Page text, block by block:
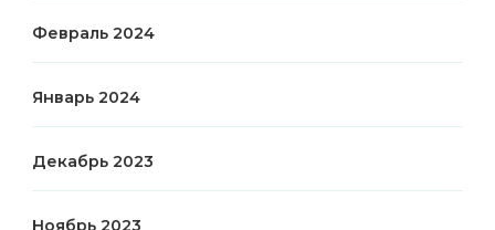
Февраль 2024
Январь 2024
Декабрь 2023
Ноябрь 2023